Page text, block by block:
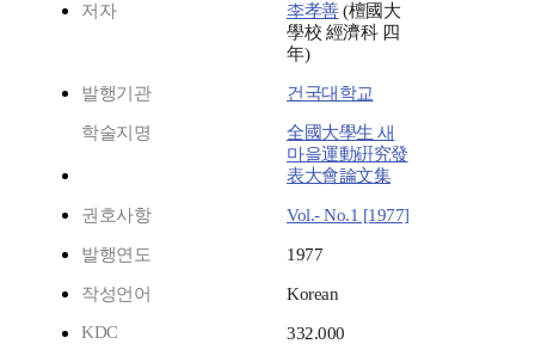
저자 李孝善(檀國大
學校 經濟科 四
年)
발행기관 건국대학교
학술지명
全國大學生 새
마을運動硏究發
表大會論文集
권호사항 Vol.- No.1 [1977]
발행연도 1977
작성언어
Korean
KDC
332.000